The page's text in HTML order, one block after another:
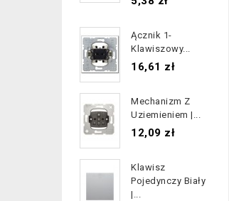
Ącznik 1-
Klawiszowy...
Cena
16,61 zł
Mechanizm Z
Uziemieniem |...
Cena
12,09 zł
Klawisz
Pojedynczy Biały
|...